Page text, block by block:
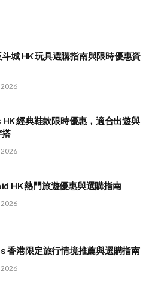
城 HK 玩具選購指南與限時優惠資
2026
經典鞋款限時優惠，適合出遊與
搭
2026
HK 熱門旅遊優惠與選購指南
2026
香港限定旅行情境推薦與選購指南
2026